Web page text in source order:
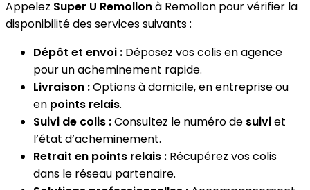
Appelez Super U Remollonà Remollon pour vérifier la
disponibilité des services suivants :
Dépôt et envoi : Déposez vos colis en agence
pour un acheminement rapide.
Livraison :Options à domicile, en entreprise ou
en points relais.
Suivi de colis :Consultez le numéro de suiviet
l’état d’acheminement.
Retrait en points relais : Récupérez vos colis
dans le réseau partenaire.